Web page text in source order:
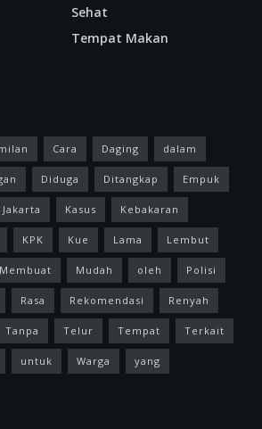
Sehat
Tempat Makan
Cara Daging dalam
Diduga Ditangkap Empuk
Jakarta Kasus Kebakaran
KPK Kue Lama Lembut
Membuat Mudah oleh Polisi
Rasa Rekomendasi Renyah
Tanpa Telur Tempat Terkait
untuk Warga yang